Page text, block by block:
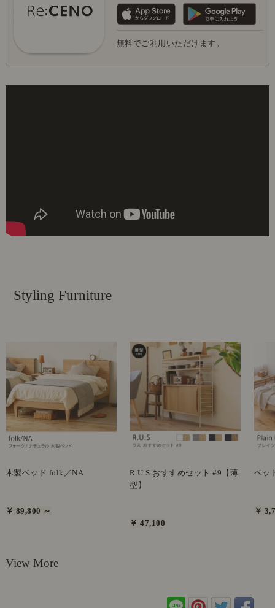
無料でご利用いただけます。
Styling Furniture
木製ベッド folk／NA
￥ 89,800 ～
R.U.S おすすめセット #9【薄
型】
￥ 47,100
ベッ
￥
View More